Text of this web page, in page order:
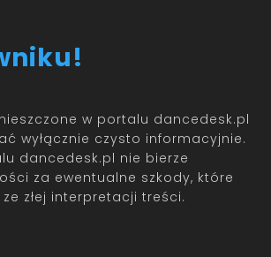
w portalu dancedesk.pl
wyłącznie czysto informacyjnie.
dancedesk.pl nie bierze
za ewentualne szkody, które
złej interpretacji treści.